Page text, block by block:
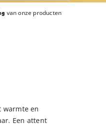
van onze producten
warmte en
Een attent